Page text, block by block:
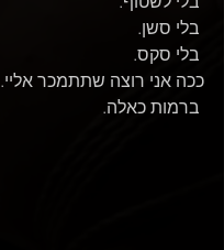
ככה אני רוצה שתתמכר אליי.